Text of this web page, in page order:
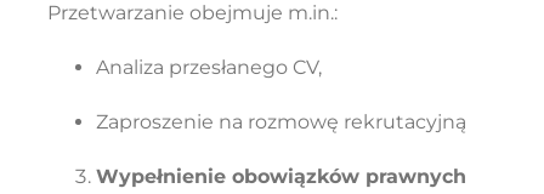
Przetwarzanie obejmuje m.in.:
Analiza przesłanego CV,
Zaproszenie na rozmowę rekrutacyjną
Wypełnienie obowiązków prawnych